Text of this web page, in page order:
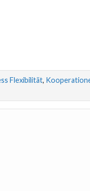
Flexibilität,